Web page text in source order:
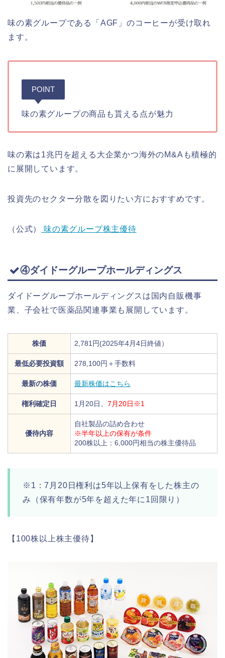
味の素グループである「AGF」のコーヒーが受け取れ
ます。
POINT
味の素グループの商品も貰える点が魅力
味の素は1兆円を超える大企業かつ海外のM&Aも積極的
に展開しています。
投資先のセクター分散を図りたい方におすすめです。
（公式） 味の素グループ株主優待
④ダイドーグループホールディングス
ダイドーグループホールディングスは国内自販機事
業、子会社で医薬品関連事業も展開しています。
株価 2,781円(2025年4月4日終値）
最低必要投資額 278,100円＋手数料
最新の株価 最新株価はこちら
権利確定日 1月20日、 7月20日※1
優待内容
自社製品の詰め合わせ
※半年以上の保有が条件
200株以上：6,000円相当の株主優待品
※1：7月20日権利は5年以上保有をした株主の
み（保有年数が5年を超えた年に1回限り）
【100株以上株主優待】